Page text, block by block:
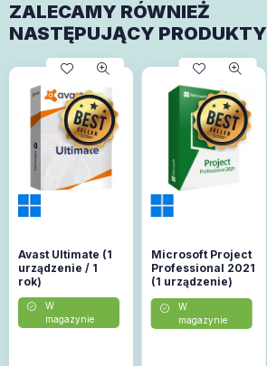
ZALECAMY RÓWNIEŻ
NASTĘPUJĄCY PRODUKTY
Avast Ultimate (1
urządzenie / 1
rok)
W
magazynie
Microsoft Project
Professional 2021
(1 urządzenie)
online)
W
magazynie